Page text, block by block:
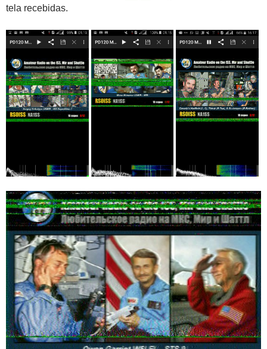
tela recebidas.